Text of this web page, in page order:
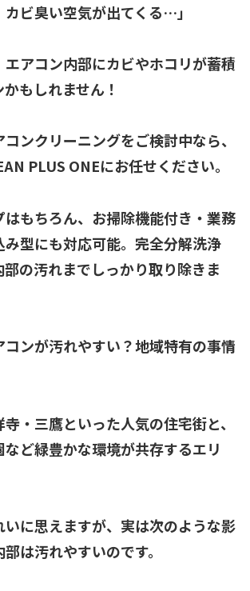
カビ臭い空気が出てくる…」
エアコン内部にカビやホコリが蓄積
もしれません！
ンクリーニングをご検討中なら、
PLUS ONEにお任せください。
はもちろん、お掃除機能付き・業務
み型にも対応可能。完全分解洗浄
の汚れまでしっかり取り除きま
ンが汚れやすい？地域特有の事情
・三鷹といった人気の住宅街と、
ど緑豊かな環境が共存するエリ
いに思えますが、実は次のような影
は汚れやすいのです。